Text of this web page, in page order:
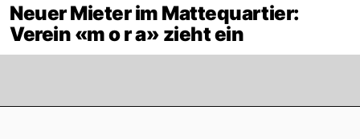
Neuer Mieter im Mattequartier:
Verein «m o r a» zieht ein